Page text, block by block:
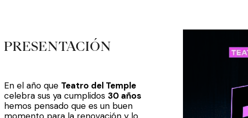
PRESENTACIÓN
En el año que Teatro del Temple
celebra sus ya cumplidos 30 años
hemos pensado que es un buen